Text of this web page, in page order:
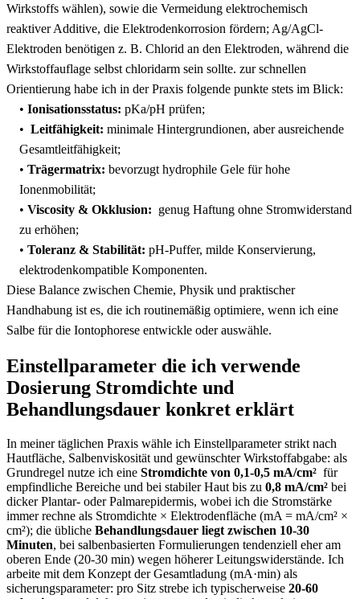
Wirkstoffs wählen),‍ sowie die Vermeidung elektrochemisch
reaktiver Additive,⁣ die Elektrodenkorrosion fördern; Ag/AgCl-
Elektroden benötigen z. ⁣B. Chlorid an den​ Elektroden, während die
Wirkstoffauflage selbst chloridarm sein sollte. zur schnellen
Orientierung ​habe ich in ‍der Praxis folgende ⁤punkte ‌stets im Blick:
• Ionisationsstatus: ⁤pKa/pH prüfen;
• ​ Leitfähigkeit: minimale⁤ Hintergrundionen, aber ausreichende
Gesamtleitfähigkeit;
• Trägermatrix: ⁣bevorzugt hydrophile Gele für hohe‌
Ionenmobilität;
• Viscosity ‌& Okklusion: ‌ genug Haftung⁣ ohne Stromwiderstand
zu erhöhen;
• Toleranz & Stabilität: pH-Puffer, milde Konservierung,
elektrodenkompatible Komponenten.
Diese Balance zwischen Chemie, ‍Physik ⁢und praktischer
Handhabung ist⁤ es, die ich routinemäßig​ optimiere,‍ wenn ich eine
Salbe für die Iontophorese entwickle oder auswähle.
Einstellparameter die ich verwende
Dosierung Stromdichte und
Behandlungsdauer konkret erklärt
In ⁢meiner​ täglichen Praxis⁣ wähle ich Einstellparameter strikt nach
Hautfläche, Salbenviskosität und ‌gewünschter Wirkstoffabgabe: als
Grundregel nutze ich ​eine Stromdichte von ⁣0,1-0,5 mA/cm² ⁤ für
empfindliche⁢ Bereiche und⁢ bei‌ stabiler Haut bis zu 0,8 mA/cm² bei
⁢dicker Plantar- oder‌ Palmarepidermis, wobei ich die ​Stromstärke
immer⁤ rechne als⁤ Stromdichte × Elektrodenfläche (mA = mA/cm² ×
cm²); die übliche Behandlungsdauer liegt ‍zwischen 10-30​
Minuten, bei salbenbasierten Formulierungen tendenziell eher am⁢
oberen Ende (20-30 min)⁢ wegen höherer​ Leitungswiderstände. Ich
arbeite mit⁢ dem Konzept der Gesamtladung (mA·min) als⁤
sicherungsparameter: pro Sitz strebe ich ​typischerweise 20-60